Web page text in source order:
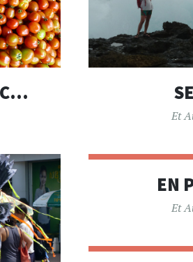
Et
EN
Et